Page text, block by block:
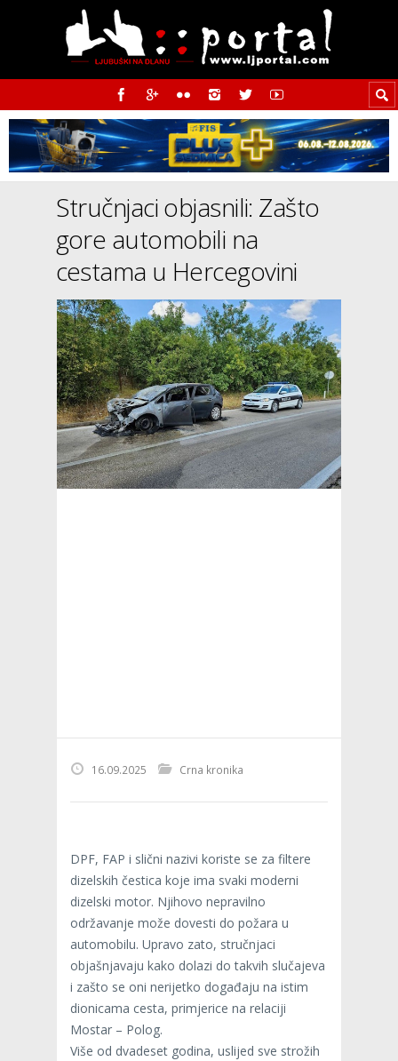
Stručnjaci objasnili: Zašto
gore automobili na
cestama u Hercegovini
16.09.2025 Crna kronika
DPF, FAP i slični nazivi koriste se za filtere
dizelskih čestica koje ima svaki moderni
dizelski motor. Njihovo nepravilno
održavanje može dovesti do požara u
automobilu. Upravo zato, stručnjaci
objašnjavaju kako dolazi do takvih slučajeva
i zašto se oni nerijetko događaju na istim
dionicama cesta, primjerice na relaciji
Mostar – Polog.
Više od dvadeset godina, uslijed sve strožih